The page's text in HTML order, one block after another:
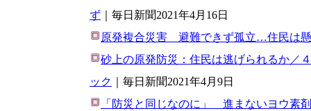
ず ｜毎日新聞2021年4月16日
原発複合災害 避難できず孤立…住民は
砂上の原発防災：住民は逃げられるか
ック
｜毎日新聞2021年4月9日
「防災と同じなのに」 進まないヨウ素